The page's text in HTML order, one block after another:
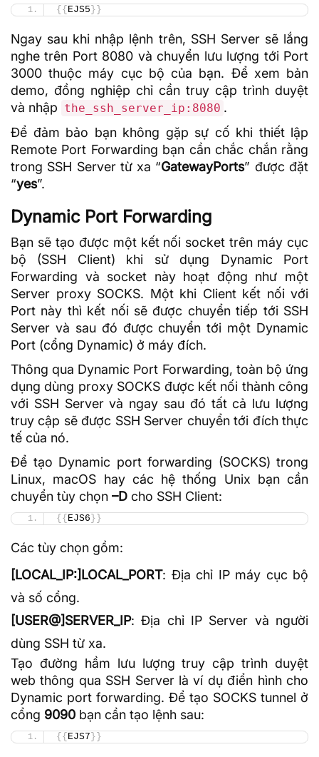
{{ EJS5 }}
Ngay sau khi nhập lệnh trên, SSH Server sẽ lắng
nghe trên Port 8080 và chuyển lưu lượng tới Port
3000 thuộc máy cục bộ của bạn. Để xem bản
demo, đồng nghiệp chỉ cần truy cập trình duyệt
và nhập the_ssh_server_ip:8080 .
Để đảm bảo bạn không gặp sự cố khi thiết lập
Remote Port Forwarding bạn cần chắc chắn rằng
trong SSH Server từ xa “GatewayPorts” được đặt
“yes”.
Dynamic Port Forwarding
Bạn sẽ tạo được một kết nối socket trên máy cục
bộ (SSH Client) khi sử dụng Dynamic Port
Forwarding và socket này hoạt động như một
Server proxySOCKS. Một khi Client kết nối với
Port này thì kết nối sẽ được chuyển tiếp tới SSH
Server và sau đó được chuyển tới một Dynamic
Port (cổng Dynamic) ở máy đích.
Thông qua Dynamic Port Forwarding, toàn bộ ứng
dụng dùng proxy SOCKS được kết nối thành công
với SSH Server và ngay sau đó tất cả lưu lượng
truy cập sẽ được SSH Server chuyển tới đích thực
tế của nó.
Để tạo Dynamic port forwarding (SOCKS) trong
Linux, macOS hay các hệ thống Unix bạn cần
chuyển tùy chọn –D cho SSH Client:
{{ EJS6 }}
Các tùy chọn gồm:
[LOCAL_IP:]LOCAL_PORT: Địa chỉ IP máy cục bộ
và số cổng.
[USER@]SERVER_IP: Địa chỉ IP Server và người
dùng SSH từ xa.
Tạo đường hầm lưu lượng truy cập trình duyệt
web thông qua SSH Server là ví dụ điển hình cho
Dynamic port forwarding. Để tạo SOCKS tunnel ở
cổng 9090 bạn cần tạo lệnh sau:
{{ EJS7 }}